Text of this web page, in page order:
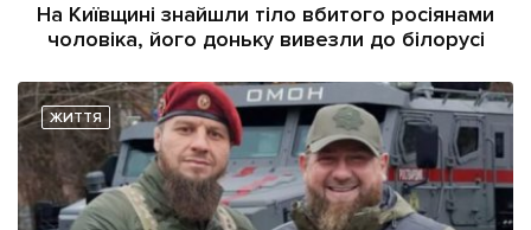
На Київщині знайшли тіло вбитого росіянами
чоловіка, його доньку вивезли до білорусі
ЖИТТЯ